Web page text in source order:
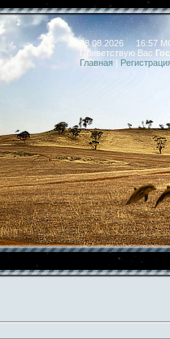
08.08.2026 16:57
Приветствую Вас
Главная |